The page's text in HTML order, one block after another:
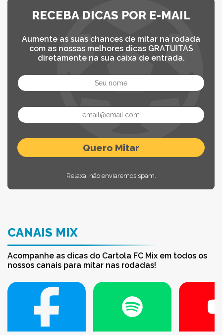
RECEBA DICAS POR E-MAIL
Aumente as suas chances de mitar na rodada
com as nossas melhores dicas GRATUITAS
diretamente na sua caixa de entrada.
Relaxa, não enviaremos spam.
CANAIS MIX
Acompanhe as dicas do Cartola FC Mix em todos os
nossos canais para mitar nas rodadas!